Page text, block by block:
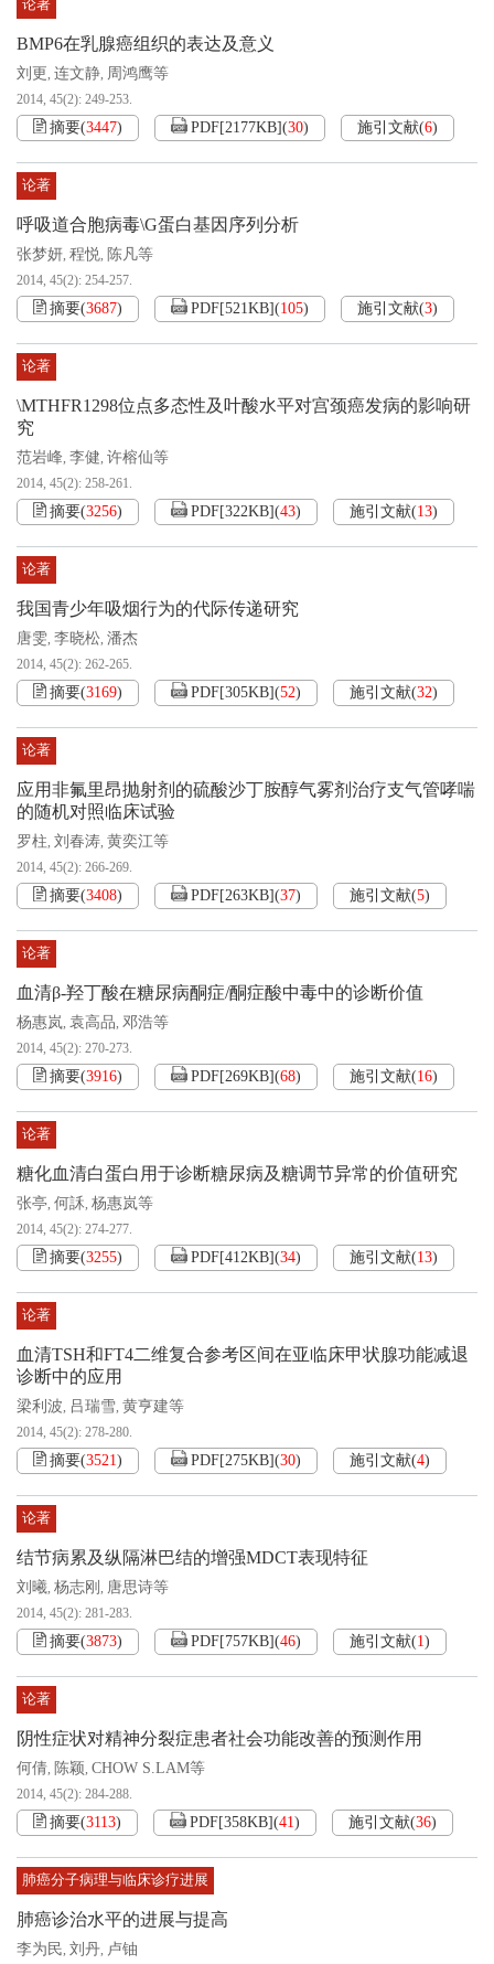
论著
BMP6在乳腺癌组织的表达及意义
刘更, 连文静, 周鸿鹰等
2014, 45(2): 249-253.
摘要(3447) PDF[2177KB](30) 施引文献(6)
论著
呼吸道合胞病毒\G蛋白基因序列分析
张梦妍, 程悦, 陈凡等
2014, 45(2): 254-257.
摘要(3687) PDF[521KB](105) 施引文献(3)
论著
\MTHFR1298位点多态性及叶酸水平对宫颈癌发病的影响研
究
范岩峰, 李健, 许榕仙等
2014, 45(2): 258-261.
摘要(3256) PDF[322KB](43) 施引文献(13)
论著
我国青少年吸烟行为的代际传递研究
唐雯, 李晓松, 潘杰
2014, 45(2): 262-265.
摘要(3169) PDF[305KB](52) 施引文献(32)
论著
应用非氟里昂抛射剂的硫酸沙丁胺醇气雾剂治疗支气管哮喘
的随机对照临床试验
罗柱, 刘春涛, 黄奕江等
2014, 45(2): 266-269.
摘要(3408) PDF[263KB](37) 施引文献(5)
论著
血清β-羟丁酸在糖尿病酮症/酮症酸中毒中的诊断价值
杨惠岚, 袁高品, 邓浩等
2014, 45(2): 270-273.
摘要(3916) PDF[269KB](68) 施引文献(16)
论著
糖化血清白蛋白用于诊断糖尿病及糖调节异常的价值研究
张亭, 何訸, 杨惠岚等
2014, 45(2): 274-277.
摘要(3255) PDF[412KB](34) 施引文献(13)
论著
血清TSH和FT4二维复合参考区间在亚临床甲状腺功能减退
诊断中的应用
梁利波, 吕瑞雪, 黄亨建等
2014, 45(2): 278-280.
摘要(3521) PDF[275KB](30) 施引文献(4)
论著
结节病累及纵隔淋巴结的增强MDCT表现特征
刘曦, 杨志刚 , 唐思诗等
2014, 45(2): 281-283.
摘要(3873) PDF[757KB](46) 施引文献(1)
论著
阴性症状对精神分裂症患者社会功能改善的预测作用
何倩, 陈颖, CHOW S.LAM等
2014, 45(2): 284-288.
摘要(3113) PDF[358KB](41) 施引文献(36)
肺癌分子病理与临床诊疗进展
肺癌诊治水平的进展与提高
李为民, 刘丹, 卢铀